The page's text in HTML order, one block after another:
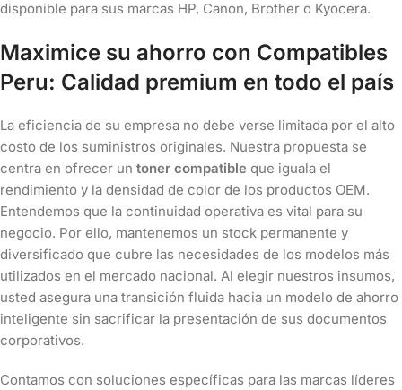
disponible para sus marcas HP, Canon, Brother o Kyocera.
Maximice su ahorro con Compatibles
Peru: Calidad premium en todo el país
La eficiencia de su empresa no debe verse limitada por el alto
costo de los suministros originales. Nuestra propuesta se
centra en ofrecer un toner compatible que iguala el
rendimiento y la densidad de color de los productos OEM.
Entendemos que la continuidad operativa es vital para su
negocio. Por ello, mantenemos un stock permanente y
diversificado que cubre las necesidades de los modelos más
utilizados en el mercado nacional. Al elegir nuestros insumos,
usted asegura una transición fluida hacia un modelo de ahorro
inteligente sin sacrificar la presentación de sus documentos
corporativos.
Contamos con soluciones específicas para las marcas líderes